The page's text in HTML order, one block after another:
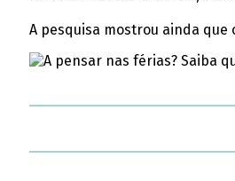
A pesquisa mostrou ainda